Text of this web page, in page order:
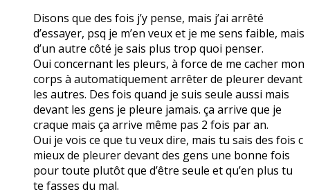
Disons que des fois j’y pense, mais j’ai arrêté
d’essayer, psq je m’en veux et je me sens faible, mais
d’un autre côté je sais plus trop quoi penser.
Oui concernant les pleurs, à force de me cacher mon
corps à automatiquement arrêter de pleurer devant
les autres. Des fois quand je suis seule aussi mais
devant les gens je pleure jamais. ça arrive que je
craque mais ça arrive même pas 2 fois par an.
Oui je vois ce que tu veux dire, mais tu sais des fois c
mieux de pleurer devant des gens une bonne fois
pour toute plutôt que d’être seule et qu’en plus tu
te fasses du mal.